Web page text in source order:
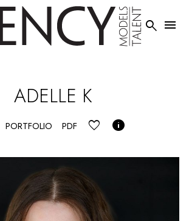
 
ADELLE K
PORTFOLIO PDF 